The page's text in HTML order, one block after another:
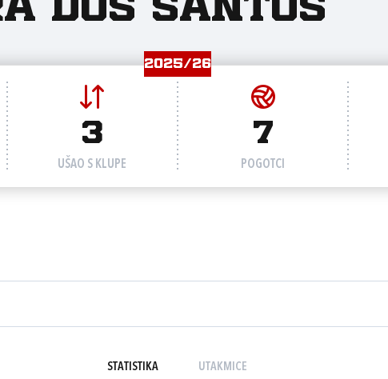
Dos Santos
2025/26
3
UŠAO S KLUPE
7
POGOTCI
STATISTIKA UTAKMICE